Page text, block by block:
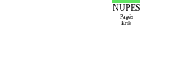
NUPES
Pagès
Érik